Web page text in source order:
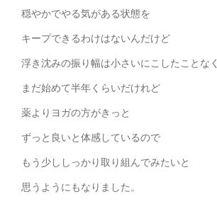
穏やかでやる気がある状態を
キープできるわけはないんだけど
浮き沈みの振り幅は小さいにこしたことなく
まだ始めて半年くらいだけれど
薬よりヨガの方がきっと
ずっと良いと体感しているので
もう少ししっかり取り組んでみたいと
思うようにもなりました。